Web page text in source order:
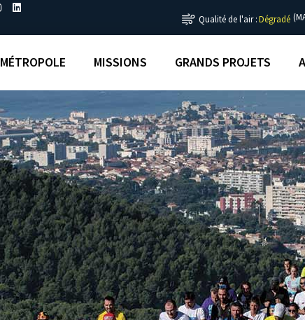
Qualité de l'air :Dégradé
MÉTROPOLE MISSIONS GRANDS PROJETS